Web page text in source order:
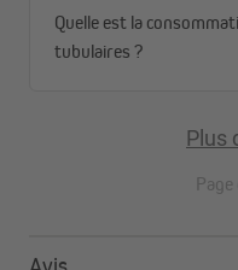
Quelle est la
tubulaires ?
Plus